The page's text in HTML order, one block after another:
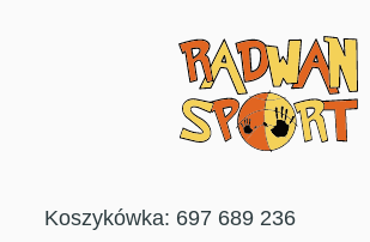
Koszykówka: 697 689 236